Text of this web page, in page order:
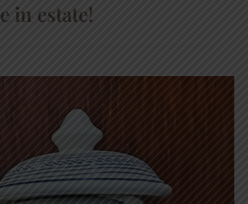
in estate!